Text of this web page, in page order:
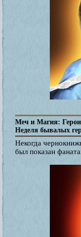
Меч и Магия:
Неделя бывалых
Некогда
был показан